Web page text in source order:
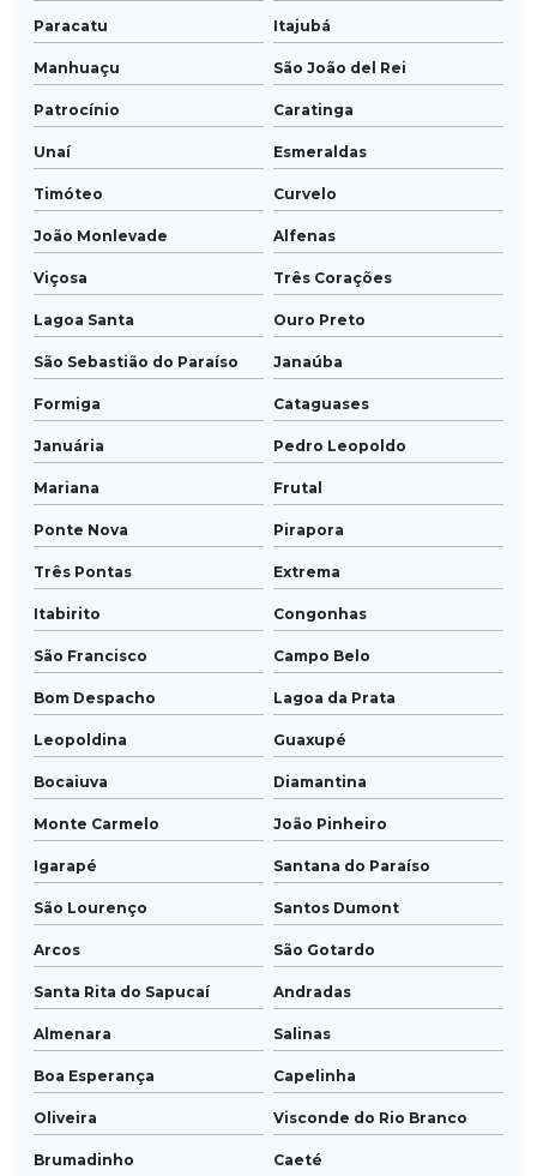
Paracatu Itajubá
Manhuaçu São João del Rei
Patrocínio Caratinga
Unaí Esmeraldas
Timóteo Curvelo
João Monlevade Alfenas
Viçosa Três Corações
Lagoa Santa Ouro Preto
São Sebastião do Paraíso Janaúba
Formiga Cataguases
Januária Pedro Leopoldo
Mariana Frutal
Ponte Nova Pirapora
Três Pontas Extrema
Itabirito Congonhas
São Francisco Campo Belo
Bom Despacho Lagoa da Prata
Leopoldina Guaxupé
Bocaiuva Diamantina
Monte Carmelo João Pinheiro
Igarapé Santana do Paraíso
São Lourenço Santos Dumont
Arcos São Gotardo
Santa Rita do Sapucaí Andradas
Almenara Salinas
Boa Esperança Capelinha
Oliveira Visconde do Rio Branco
Brumadinho Caeté